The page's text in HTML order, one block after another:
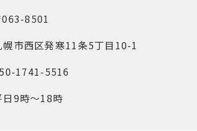
063-8501
幌市西区発寒11条5丁目10-1
1741-5516
日9時～18時